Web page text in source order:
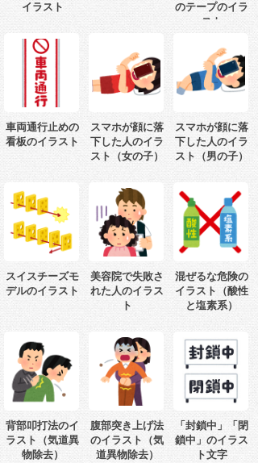
イラスト
のテープのイラ
スト
車両通行止めの
看板のイラスト
スマホが顔に落
下した人のイラ
スト（女の子）
スマホが顔に落
下した人のイラ
スト（男の子）
スイスチーズモ
デルのイラスト
美容院で失敗さ
れた人のイラス
ト
混ぜるな危険の
イラスト（酸性
と塩素系）
背部叩打法のイ
ラスト（気道異
物除去）
腹部突き上げ法
のイラスト（気
道異物除去）
「封鎖中」「閉
鎖中」のイラス
ト文字